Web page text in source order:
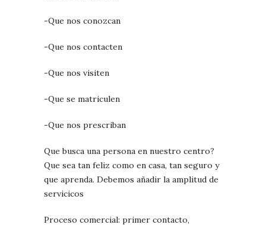
-Que nos conozcan
-Que nos contacten
-Que nos visiten
-Que se matriculen
-Que nos prescriban
Que busca una persona en nuestro centro?
Que sea tan feliz como en casa, tan seguro y
que aprenda. Debemos añadir la amplitud de
servicicos
Proceso comercial: primer contacto,